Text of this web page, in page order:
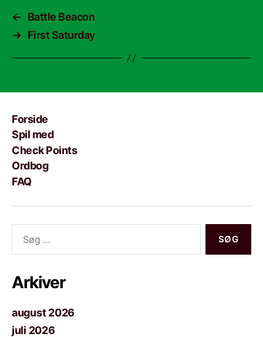
←
Battle Beacon
→
First Saturday
Forside
Spil med
Check Points
Ordbog
FAQ
efter:
Arkiver
august 2026
juli 2026